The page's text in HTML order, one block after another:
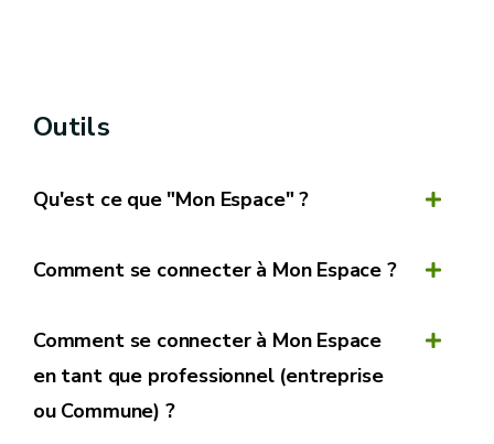
Outils
Qu'est ce que "Mon Espace" ?
Comment se connecter à Mon Espace ?
https://monespace.wallonie.be
Comment se connecter à Mon Espace
en tant que professionnel (entreprise
ou Commune) ?